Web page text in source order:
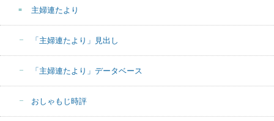
主婦連たより
「主婦連たより」見出し
「主婦連たより」データベース
おしゃもじ時評